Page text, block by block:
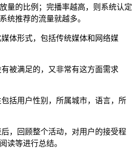
量的比例；完播率越高，则系统认定
统推荐的流量就越多。
体形式，包括传统媒体和网络媒
被满足的，又非常有这方面需求
括用户性别，所属城市，语言，所
，回顾整个活动，对用户的接受程
读等进行总结。